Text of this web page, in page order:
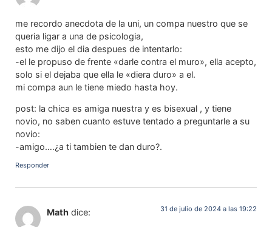
me recordo anecdota de la uni, un compa nuestro que se
queria ligar a una de psicologia,
esto me dijo el dia despues de intentarlo:
-el le propuso de frente «darle contra el muro», ella acepto,
solo si el dejaba que ella le «diera duro» a el.
mi compa aun le tiene miedo hasta hoy.
post: la chica es amiga nuestra y es bisexual , y tiene
novio, no saben cuanto estuve tentado a preguntarle a su
novio:
-amigo….¿a ti tambien te dan duro?.
Responder
Math dice: 31 de julio de 2024 a las 19:22